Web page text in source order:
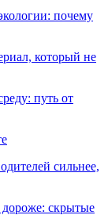
почему
который не
путь от
сильнее,
дороже: скрытые